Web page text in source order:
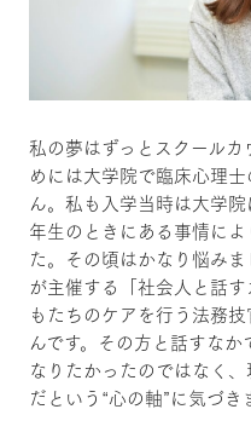
私の夢はずっとスクール
めには大学院で臨床心理
ん。私も入学当時は大学
年生のときにある事情に
た。その頃はかなり悩み
が主催する「社会人と話
もたちのケアを行う法務
んです。その方と話すな
なりたかったのではなく
だという“心の軸”に気づき